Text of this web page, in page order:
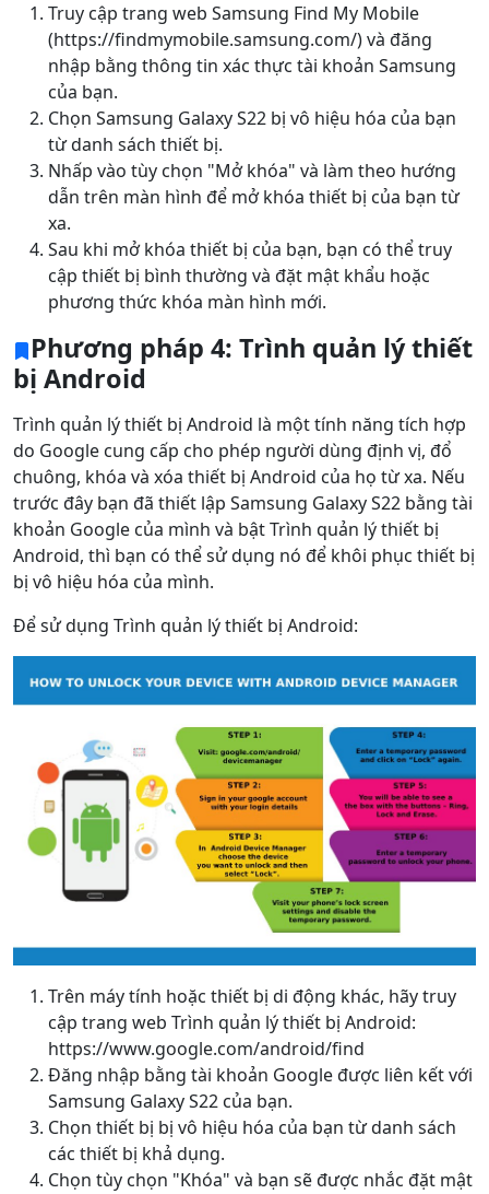
Truy cập trang web Samsung Find My Mobile
(https://findmymobile.samsung.com/) và đăng
nhập bằng thông tin xác thực tài khoản Samsung
của bạn.
Chọn Samsung Galaxy S22 bị vô hiệu hóa của bạn
từ danh sách thiết bị.
Nhấp vào tùy chọn "Mở khóa" và làm theo hướng
dẫn trên màn hình để mở khóa thiết bị của bạn từ
xa.
Sau khi mở khóa thiết bị của bạn, bạn có thể truy
cập thiết bị bình thường và đặt mật khẩu hoặc
phương thức khóa màn hình mới.
Phương pháp 4: Trình quản lý thiết
bị Android
Trình quản lý thiết bị Android là một tính năng tích hợp
do Google cung cấp cho phép người dùng định vị, đổ
chuông, khóa và xóa thiết bị Android của họ từ xa. Nếu
trước đây bạn đã thiết lập Samsung Galaxy S22 bằng tài
khoản Google của mình và bật Trình quản lý thiết bị
Android, thì bạn có thể sử dụng nó để khôi phục thiết bị
bị vô hiệu hóa của mình.
Để sử dụng Trình quản lý thiết bị Android:
Trên máy tính hoặc thiết bị di động khác, hãy truy
cập trang web Trình quản lý thiết bị Android:
https://www.google.com/android/find
Đăng nhập bằng tài khoản Google được liên kết với
Samsung Galaxy S22 của bạn.
Chọn thiết bị bị vô hiệu hóa của bạn từ danh sách
các thiết bị khả dụng.
Chọn tùy chọn "Khóa" và bạn sẽ được nhắc đặt mật
Chuyển ngôn ngữ
English Nederlands
Tiếng Việt
日本
Español
Português
Deutsche
Français
Italiano
Norsk
Suomalainen